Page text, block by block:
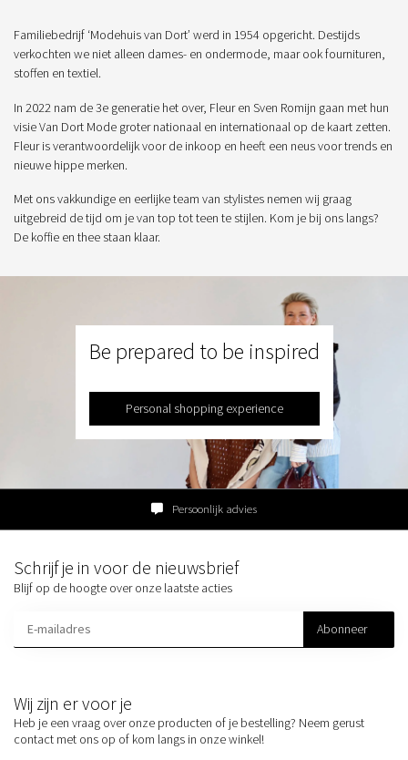
Familiebedrijf ‘Modehuis van Dort’ werd in 1954 opgericht. Destijds
verkochten we niet alleen dames- en ondermode, maar ook fournituren,
stoffen en textiel.
In 2022 nam de 3e generatie het over, Fleur en Sven Romijn gaan met hun
visie Van Dort Mode groter nationaal en internationaal op de kaart zetten.
Fleur is verantwoordelijk voor de inkoop en heeft een neus voor trends en
nieuwe hippe merken.
Met ons vakkundige en eerlijke team van stylistes nemen wij graag
uitgebreid de tijd om je van top tot teen te stijlen. Kom je bij ons langs?
De koffie en thee staan klaar.
Be prepared to be inspired
Personal shopping experience
Persoonlijk advies
Wij zijn er voor je
Heb je een vraag over onze producten of je bestelling? Neem gerust
contact met ons op of kom langs in onze winkel!
Schrijf je in voor de nieuwsbrief
Blijf op de hoogte over onze laatste acties
Abonneer